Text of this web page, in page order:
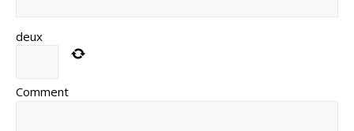
deux
Comment